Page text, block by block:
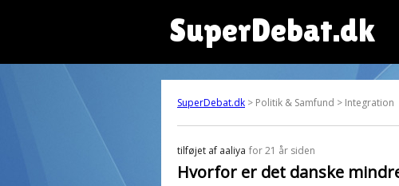
SuperDebat.dk
SuperDebat.dk > Politik & Samfund > Integration
tilføjet af aaliya for 21 år siden
Hvorfor er det danske